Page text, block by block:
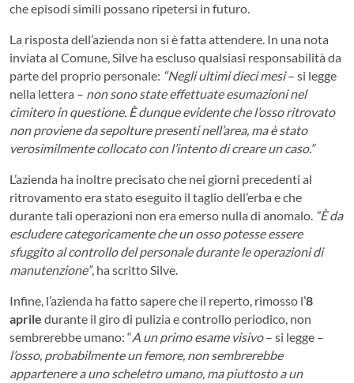
che episodi simili possano ripetersi in futuro.
La risposta dell’azienda non si è fatta attendere. In una nota
inviata al Comune, Silve ha escluso qualsiasi responsabilità da
parte del proprio personale: “Negli ultimi dieci mesi– si legge
nella lettera – non sono state effettuate esumazioni nel
cimitero in questione. È dunque evidente che l’osso ritrovato
non proviene da sepolture presenti nell’area, ma è stato
verosimilmente collocato con l’intento di creare un caso.”
L’azienda ha inoltre precisato che nei giorni precedenti al
ritrovamento era stato eseguito il taglio dell’erba e che
durante tali operazioni non era emerso nulla di anomalo. “È da
escludere categoricamente che un osso potesse essere
sfuggito al controllo del personale durante le operazioni di
manutenzione”, ha scritto Silve.
Infine, l’azienda ha fatto sapere che il reperto, rimosso l’8
aprile durante il giro di pulizia e controllo periodico, non
sembrerebbe umano: “A un primo esame visivo– si legge –
l’osso, probabilmente un femore, non sembrerebbe
appartenere a uno scheletro umano, ma piuttosto a un